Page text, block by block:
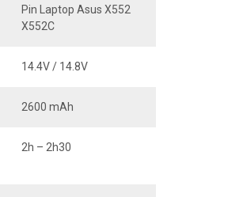
Pin Laptop Asus X552
X552C
14.4V / 14.8V
2600 mAh
2h – 2h30